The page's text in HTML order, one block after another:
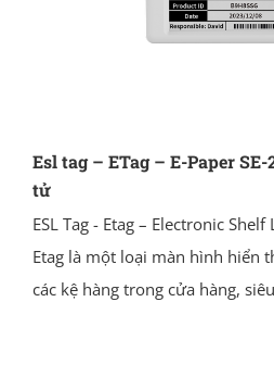
Esl tag – ETag – E-Paper
tử
ESL Tag - Etag – Electronic Shelf
Etag là một loại màn hình hiển
các kệ hàng trong cửa hàng, siêu